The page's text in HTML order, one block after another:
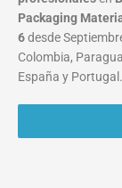
Packaging
6desde
Colombia,
España y Portugal.